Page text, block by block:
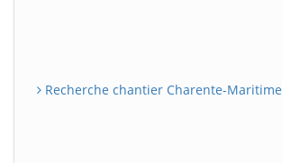
Recherche chantier Charente-Maritime